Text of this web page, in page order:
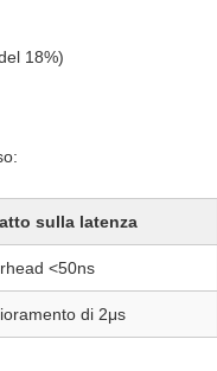
18%)
sulla latenza
<50ns
di 2μs